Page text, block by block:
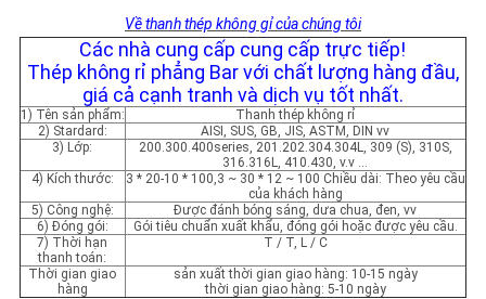
POLICY
Về thanh thép không gỉ của chúng tôi
Các nhà cung cấp cung cấp trực tiếp!
Thép không rỉ phẳng Bar với chất lượng hàng đầu,
giá cả cạnh tranh và dịch vụ tốt nhất.
1) Tên sản phẩm:
Thanh thép không rỉ
2) Stardard:
AISI, SUS, GB, JIS, ASTM, DIN vv
3) Lớp:
200.300.400series, 201.202.304.304L, 309 (S), 310S,
316.316L, 410.430, v.v ...
4) Kích thước:
3 * 20-10 * 100,3 ~ 30 * 12 ~ 100 Chiều dài: Theo yêu cầu
của khách hàng
5) Công nghệ:
Được đánh bóng sáng, dưa chua, đen, vv
6) Đóng gói:
Gói tiêu chuẩn xuất khẩu, đóng gói hoặc được yêu cầu.
7) Thời hạn
thanh toán:
T / T, L / C
Thời gian giao
hàng
sản xuất thời gian giao hàng: 10-15 ngày
thời gian giao hàng: 5-10 ngày